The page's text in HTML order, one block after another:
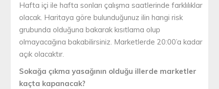
Hafta içi ile hafta sonları çalışma saatlerinde farklılıklar
olacak. Haritaya göre bulunduğunuz ilin hangi risk
grubunda olduğuna bakarak kısıtlama olup
olmayacağına bakabilirsiniz. Marketlerde 20:00’a kadar
açık olacaktır.
Sokağa çıkma yasağının olduğu illerde marketler
kaçta kapanacak?